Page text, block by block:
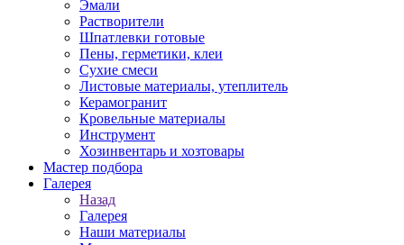
Эмали
Растворители
Шпатлевки готовые
Пены, герметики, клеи
Сухие смеси
Листовые материалы, утеплитель
Керамогранит
Кровельные материалы
Инструмент
Хозинвентарь и хозтовары
Мастер подбора
Галерея
Назад
Галерея
Наши материалы